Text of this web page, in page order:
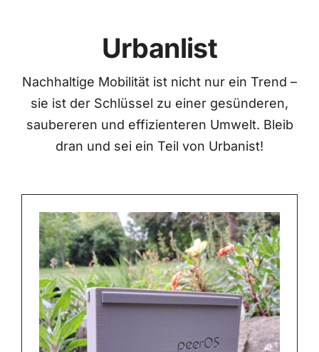
Urbanlist
Nachhaltige Mobilität ist nicht nur ein Trend –
sie ist der Schlüssel zu einer gesünderen,
saubereren und effizienteren Umwelt. Bleib
dran und sei ein Teil von Urbanist!